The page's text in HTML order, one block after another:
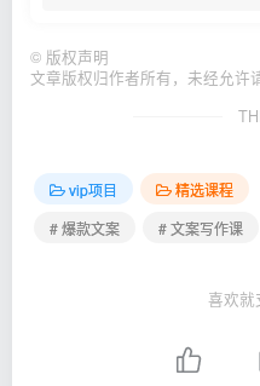
© 版权声明
文章版权归作者所有，未经允许
vip项目
精选课程
# 爆款文案
# 文案写作课
喜欢就